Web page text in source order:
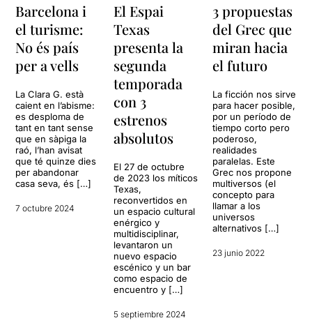
història al darrere de lluita i
supervivència; una gran
crítica social, contada a
quatre veus. Les veus de
quatre personatges, on
cadascun dels quals, ens
contarà els fets des del seu
punt de vista.
Paradís
és una autèntica
Teatre en estat pur.
Teatre de proximitat.
Teatre de qualitat.
Feu-vos un favor i aneu-la a
veure, estic del tot
convençuda que en sortireu
encantats.
Barcelona i
el turisme:
No és país
per a vells
La Clara G. està
caient en l’abisme:
es desploma de
tant en tant sense
que en sàpiga la
raó, l’han avisat
que té quinze dies
per abandonar
casa seva, és […]
7 octubre 2024
El Espai
Texas
presenta la
segunda
temporada
con 3
estrenos
absolutos
El 27 de octubre
de 2023 los míticos
Texas,
reconvertidos en
un espacio cultural
enérgico y
multidisciplinar,
levantaron un
nuevo espacio
escénico y un bar
como espacio de
encuentro y […]
5 septiembre 2024
3 propuestas
del Grec que
miran hacia
el futuro
La ficción nos sirve
para hacer posible,
por un período de
tiempo corto pero
poderoso,
realidades
paralelas. Este
Grec nos propone
multiversos (el
concepto para
llamar a los
universos
alternativos […]
23 junio 2022